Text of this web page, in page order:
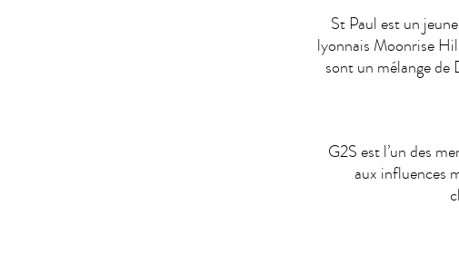
St Paul est un
lyonnais Moonrise
sont un mélange de
G2S est l’un des
aux influences